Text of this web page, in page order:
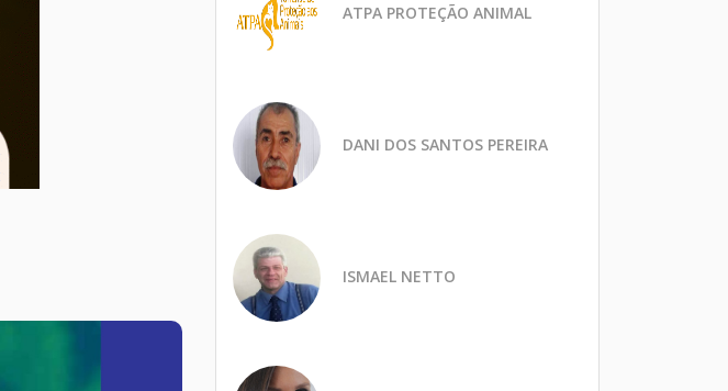
ATPA PROTEÇÃO ANIMAL
DANI DOS SANTOS PEREIRA
ISMAEL NETTO